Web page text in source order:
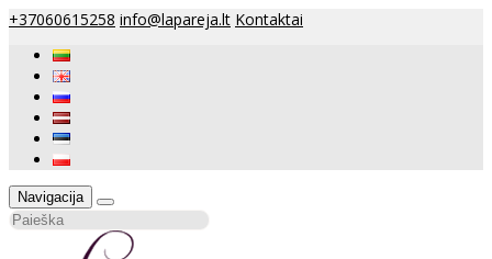
+37060615258 info@lapareja.lt Kontaktai
Navigacija